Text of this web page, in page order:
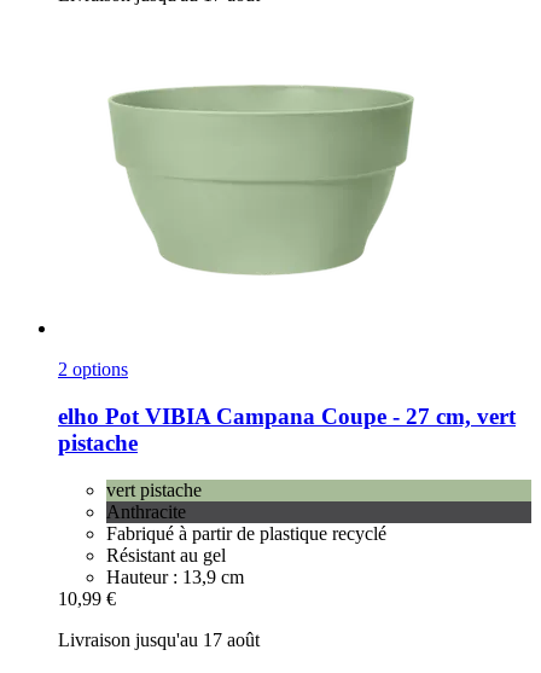
2 options
elho Pot VIBIA Campana Coupe -​ 27 cm, vert
pistache
vert pistache
Anthracite
Fabriqué à partir de plastique recyclé
Résistant au gel
Hauteur : 13,9 cm
10,99 €
Livraison jusqu'au 17 août